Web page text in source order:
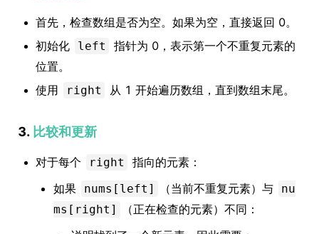
首先，检查数组是否为空。如果为空，直接返回 0。
初始化
left
指针为 0，表示第一个不重复元素的
位置。
使用
right 从 1 开始遍历数组，直到数组末尾。
3. 比较和更新
对于每个 right
指向的元素：
如果
nums[left] （当前不重复元素）与
nu
ms[right]
（正在检查的元素）不同：